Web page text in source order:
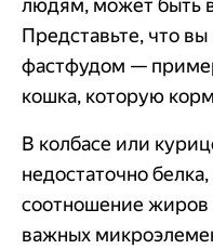
людям, может быть
Представьте, что вы
фастфудом —
кошка, которую
В колбасе или
недостаточно
соотношение жиров
важных